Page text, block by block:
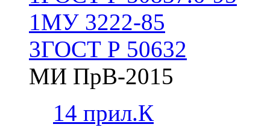
1МУ 3222-85
3ГОСТ Р 50632
МИ ПрВ-2015
14 прил.К